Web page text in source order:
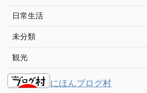
日常生活
未分類
観光
にほんブログ村